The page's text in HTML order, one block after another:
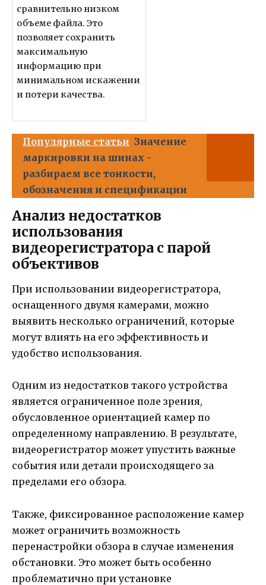
сравнительно низком
объеме файла. Это
позволяет сохранить
максимальную
информацию при
минимальном искажении
и потери качества.
Популярные статьи Значение
маркировки на шинах -
разбираем все тонкости,
обозначения и спецификации
Анализ недостатков
использования
видеорегистратора с парой
объективов
При использовании видеорегистратора,
оснащенного двумя камерами, можно
выявить несколько ограничений, которые
могут влиять на его эффективность и
удобство использования.
Одним из недостатков такого устройства
является ограниченное поле зрения,
обусловленное ориентацией камер по
определенному направлению. В результате,
видеорегистратор может упустить важные
события или детали происходящего за
пределами его обзора.
Также, фиксированное расположение камер
может ограничить возможность
перенастройки обзора в случае изменения
обстановки. Это может быть особенно
проблематично при установке